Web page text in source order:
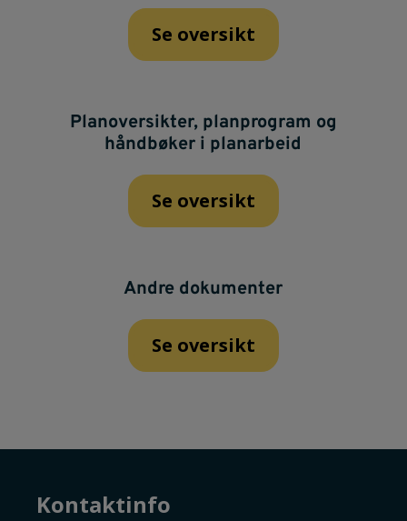
Se oversikt
Planoversikter, planprogram og
håndbøker i planarbeid
Se oversikt
Andre dokumenter
Se oversikt
Kontaktinfo